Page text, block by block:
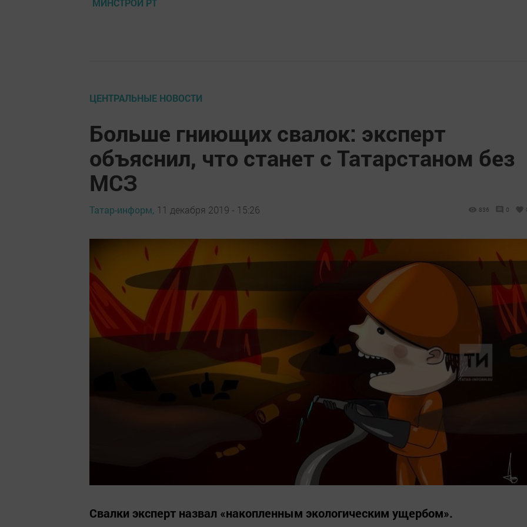
МИНСТРОЙ РТ
ЦЕНТРАЛЬНЫЕ НОВОСТИ
Больше гниющих свалок: эксперт
объяснил, что станет с Татарстаном без
МСЗ
Татар-информ, 11 декабря 2019 - 15:26 836 0
Свалки эксперт назвал «накопленным экологическим ущербом».